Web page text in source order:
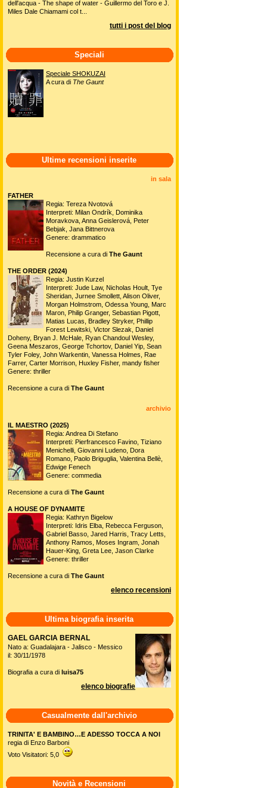
dell'acqua - The shape of water - Guillermo del Toro e J.
Miles Dale Chiamami col t...
tutti i post del blog
Speciali
Speciale SHOKUZAI
A cura di The Gaunt
Ultime recensioni inserite
in sala
FATHER
Regia: Tereza Nvotová
Interpreti: Milan Ondrík, Dominika
Moravkova, Anna Geislerová, Peter
Bebjak, Jana Bittnerova
Genere: drammatico
Recensione a cura di The Gaunt
THE ORDER (2024)
Regia: Justin Kurzel
Interpreti: Jude Law, Nicholas Hoult, Tye
Sheridan, Jurnee Smollett, Alison Oliver,
Morgan Holmstrom, Odessa Young, Marc
Maron, Philip Granger, Sebastian Pigott,
Matias Lucas, Bradley Stryker, Phillip
Forest Lewitski, Victor Slezak, Daniel
Doheny, Bryan J. McHale, Ryan Chandoul Wesley,
Geena Meszaros, George Tchortov, Daniel Yip, Sean
Tyler Foley, John Warkentin, Vanessa Holmes, Rae
Farrer, Carter Morrison, Huxley Fisher, mandy fisher
Genere: thriller
Recensione a cura di The Gaunt
archivio
IL MAESTRO (2025)
Regia: Andrea Di Stefano
Interpreti: Pierfrancesco Favino, Tiziano
Menichelli, Giovanni Ludeno, Dora
Romano, Paolo Briguglia, Valentina Bellè,
Edwige Fenech
Genere: commedia
Recensione a cura di The Gaunt
A HOUSE OF DYNAMITE
Regia: Kathryn Bigelow
Interpreti: Idris Elba, Rebecca Ferguson,
Gabriel Basso, Jared Harris, Tracy Letts,
Anthony Ramos, Moses Ingram, Jonah
Hauer-King, Greta Lee, Jason Clarke
Genere: thriller
Recensione a cura di The Gaunt
elenco recensioni
Ultima biografia inserita
GAEL GARCIA BERNAL
Nato a: Guadalajara - Jalisco - Messico
il: 30/11/1978
Biografia a cura di luisa75
elenco biografie
Casualmente dall'archivio
TRINITA' E BAMBINO…E ADESSO TOCCA A NOI
regia di Enzo Barboni
Voto Visitatori: 5,0
Novità e Recensioni